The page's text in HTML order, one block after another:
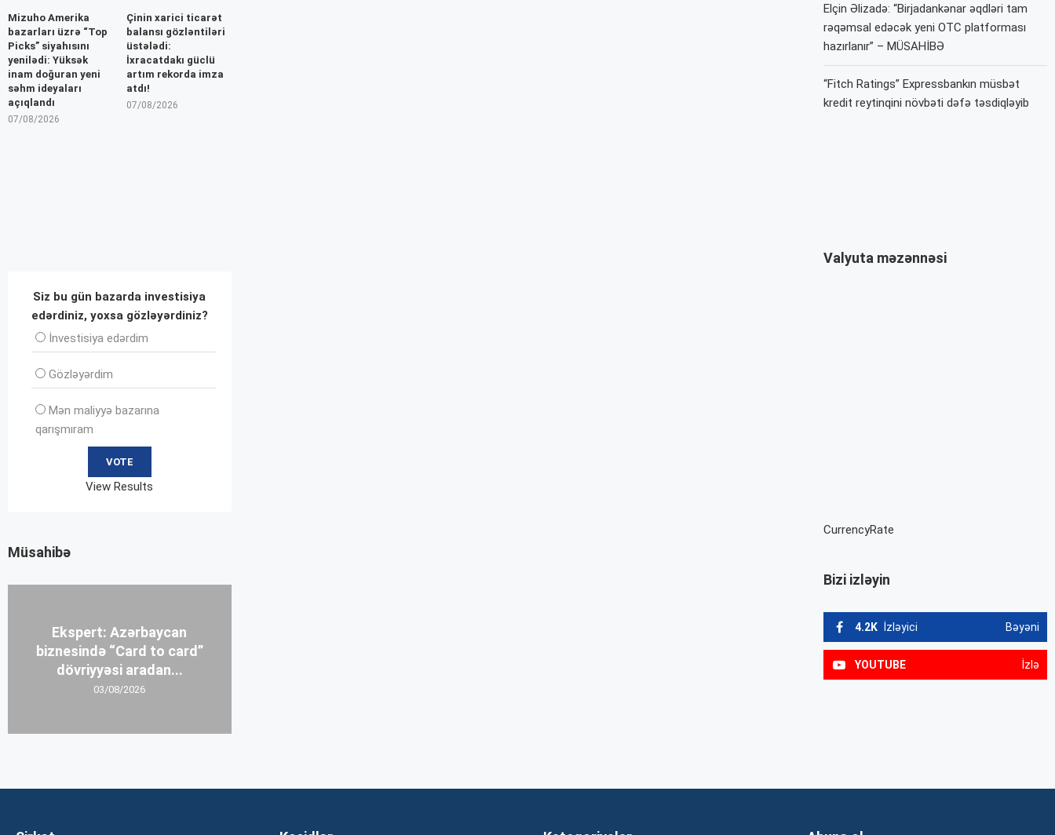
Elçin Əlizadə: “Birjadankənar əqdləri tam
rəqəmsal edəcək yeni OTC platforması
hazırlanır” – MÜSAHİBƏ
“Fitch Ratings” Expressbankın müsbət
kredit reytinqini növbəti dəfə təsdiqləyib
Valyuta məzənnəsi
CurrencyRate
Bizi izləyin
4.2K İzləyici Bəyəni
YOUTUBE İzlə
Mizuho Amerika
bazarları üzrə “Top
Picks” siyahısını
yenilədi: Yüksək
inam doğuran yeni
səhm ideyaları
açıqlandı
07/08/2026
Çinin xarici ticarət
balansı gözləntiləri
üstələdi:
İxracatdakı güclü
artım rekorda imza
atdı!
07/08/2026
Siz bu gün bazarda investisiya
edərdiniz, yoxsa gözləyərdiniz?
İnvеstisiya edərdim
Gözləyərdim
Mən maliyyə bazarına
qarışmıram
View Results
Müsahibə
Ekspert: Azərbaycan
biznesində “Card to card”
dövriyyəsi aradan...
03/08/2026